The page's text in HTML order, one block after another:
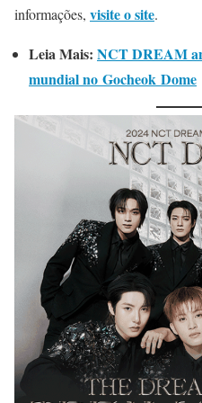
informações, visite o site.
Leia Mais: NCT DREAM
mundial no Gocheok Dome